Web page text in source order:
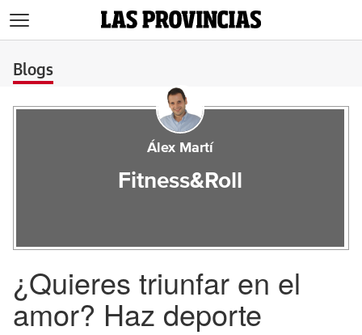
Blogs
Álex Martí
Fitness&Roll
¿Quieres triunfar en el
amor? Haz deporte